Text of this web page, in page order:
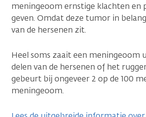
meningeoom ernstige klachten en
geven. Omdat deze tumor in
van de hersenen zit.
Heel soms zaait een meningeoom
delen van de hersenen of het
gebeurt bij ongeveer 2 op de 100
meningeoom.